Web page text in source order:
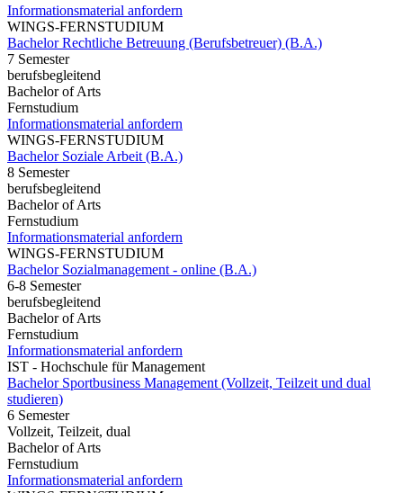
Informationsmaterial anfordern
WINGS-FERNSTUDIUM
Bachelor Rechtliche Betreuung (Berufsbetreuer) (B.A.)
7 Semester
berufsbegleitend
Bachelor of Arts
Fernstudium
Informationsmaterial anfordern
WINGS-FERNSTUDIUM
Bachelor Soziale Arbeit (B.A.)
8 Semester
berufsbegleitend
Bachelor of Arts
Fernstudium
Informationsmaterial anfordern
WINGS-FERNSTUDIUM
Bachelor Sozialmanagement - online (B.A.)
6-8 Semester
berufsbegleitend
Bachelor of Arts
Fernstudium
Informationsmaterial anfordern
IST - Hochschule für Management
Bachelor Sportbusiness Management (Vollzeit, Teilzeit und dual
studieren)
6 Semester
Vollzeit, Teilzeit, dual
Bachelor of Arts
Fernstudium
Informationsmaterial anfordern